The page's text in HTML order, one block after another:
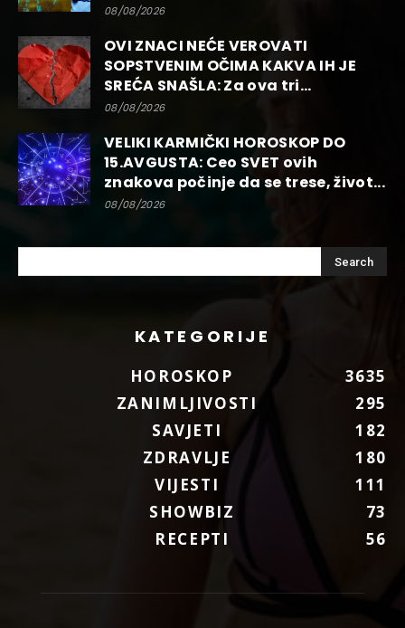
08/08/2026
OVI ZNACI NEĆE VEROVATI
SOPSTVENIM OČIMA KAKVA IH JE
SREĆA SNAŠLA: Za ova tri...
08/08/2026
VELIKI KARMIČKI HOROSKOP DO
15.AVGUSTA: Ceo SVET ovih
znakova počinje da se trese, život...
08/08/2026
KATEGORIJE
HOROSKOP
3635
ZANIMLJIVOSTI
295
SAVJETI
182
ZDRAVLJE
180
VIJESTI
111
SHOWBIZ
73
RECEPTI
56